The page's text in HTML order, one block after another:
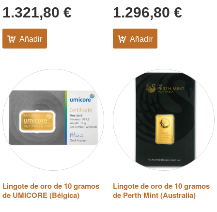
1.321,80 €
Añadir
1.296,80 €
Añadir
Lingote de oro de 10 gramos
de UMICORE (Bélgica)
Lingote de oro de 10 gramos
de Perth Mint (Australia)